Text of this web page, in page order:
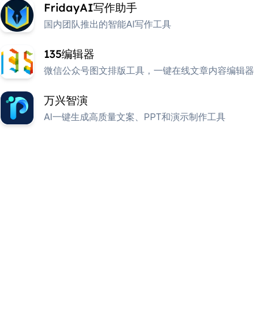
FridayAI写作助手
国内团队推出的智能AI写作工具
135编辑器
微信公众号图文排版工具，一键在线文章内容编辑器
万兴智演
AI一键生成高质量文案、PPT和演示制作工具